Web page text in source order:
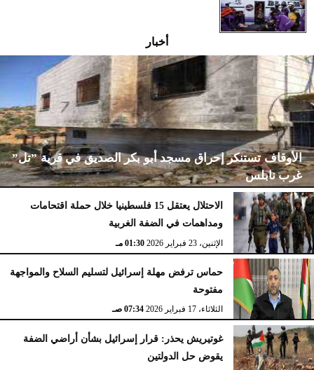
أخبار
الأوقاف تستنكر إحراق مسجد أبو بكر الصديق في قرية ”تل”
غرب نابلس
الإثنين، 23 فبراير 2026 02:15 مـ
الاحتلال يعتقل 15 فلسطينيا خلال حملة اقتحامات
ومداهمات في الضفة الغربية
الإثنين، 23 فبراير 2026 01:30 مـ
حماس ترفض مهلة إسرائيل لتسليم السلاح والمواجهة
مفتوحة
الثلاثاء، 17 فبراير 2026 07:34 صـ
غوتيريش يحذر: قرار إسرائيل بشأن أراضي الضفة
يقوض حل الدولتين